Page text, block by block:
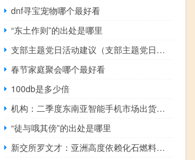
dnf寻宝宠物哪个最好看
“东土作则”的出处是哪里
支部主题党日活动建议（支部主题党日简介）
春节家庭聚会哪个最好看
100db是多少倍
机构：二季度东南亚智能手机市场出货量创2014年以来新低
“徒与哦其傍”的出处是哪里
新交所罗文才：亚洲高度依赖化石燃料作为能源来源是面临的主要挑战之一